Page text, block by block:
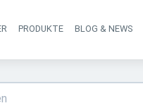
Haupt-Navigation
PRODUKTE BLOG & NEWS